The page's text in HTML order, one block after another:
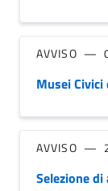
AVVISO
Musei
AVVISO
Selezione